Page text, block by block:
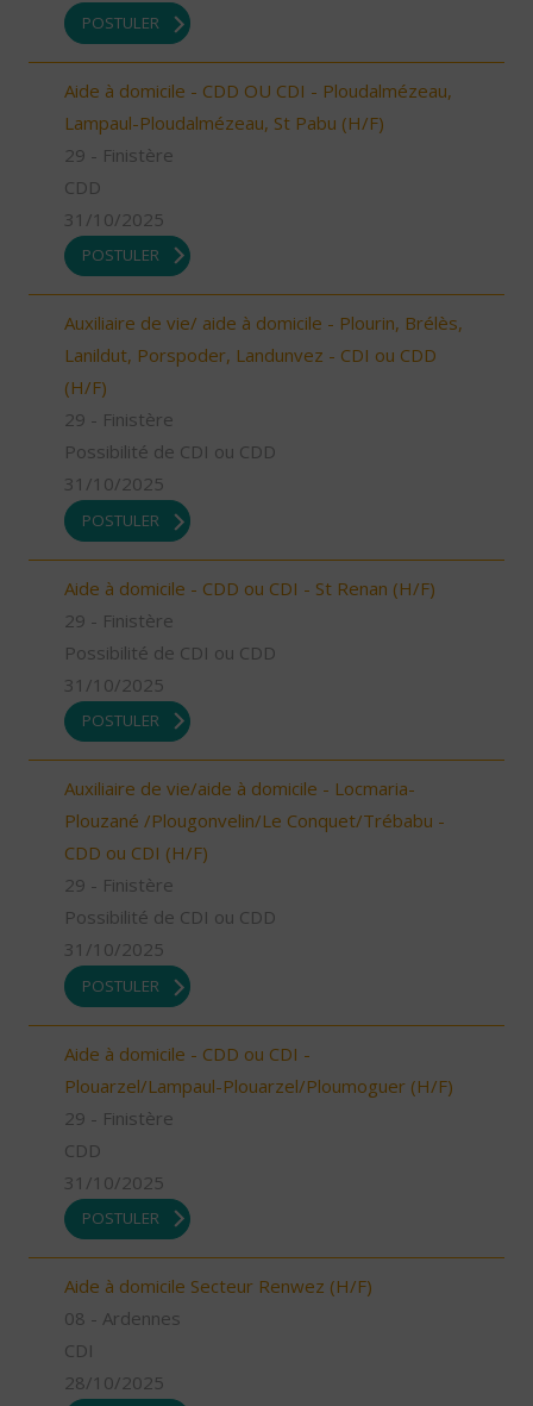
POSTULER
Aide à domicile - CDD OU CDI - Ploudalmézeau,
Lampaul-Ploudalmézeau, St Pabu (H/F)
29 - Finistère
CDD
31/10/2025
POSTULER
Auxiliaire de vie/ aide à domicile - Plourin, Brélès,
Lanildut, Porspoder, Landunvez - CDI ou CDD
(H/F)
29 - Finistère
Possibilité de CDI ou CDD
31/10/2025
POSTULER
Aide à domicile - CDD ou CDI - St Renan (H/F)
29 - Finistère
Possibilité de CDI ou CDD
31/10/2025
POSTULER
Auxiliaire de vie/aide à domicile - Locmaria-
Plouzané /Plougonvelin/Le Conquet/Trébabu -
CDD ou CDI (H/F)
29 - Finistère
Possibilité de CDI ou CDD
31/10/2025
POSTULER
Aide à domicile - CDD ou CDI -
Plouarzel/Lampaul-Plouarzel/Ploumoguer (H/F)
29 - Finistère
CDD
31/10/2025
POSTULER
Aide à domicile Secteur Renwez (H/F)
08 - Ardennes
CDI
28/10/2025